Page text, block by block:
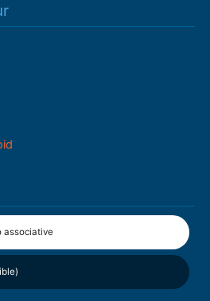
associative